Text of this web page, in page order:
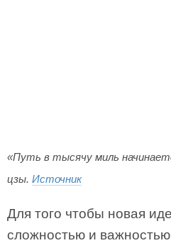
«Путь в тысячу миль
цзы. Источник
Для того чтобы новая
сложностью и